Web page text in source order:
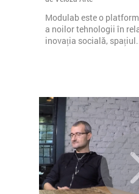
Modulab este o
a noilor tehnologii în
inovația socială,